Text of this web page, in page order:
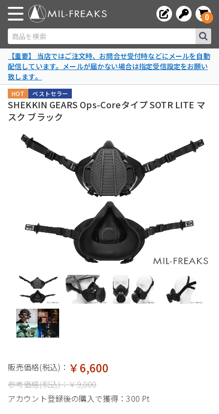
商品を検索
0
【重要】 当店ではご注文時、お問合せ受付時などにメールを自動
配信しています。メールが届かない場合は指定受信設定をお願い
致します。
ベストセラー
HOT
SHEKKIN GEARS Ops-Coreタイプ SOTR LITE マ
スク ブラック
販売価格(税込)： ￥6,600
参考価格(税込)：￥9,000
アカウント登録後の購入で獲得：300 Pt